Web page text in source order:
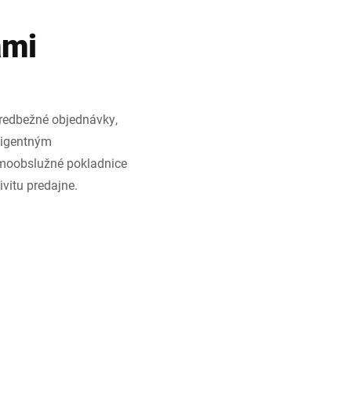
objednávky,
pokladnice
predajne.